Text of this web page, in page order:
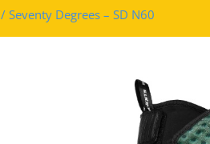
/ Seventy Degrees – SD N60